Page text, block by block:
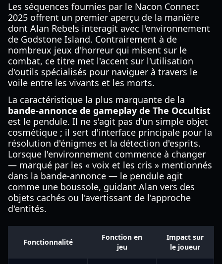
Les séquences fournies par le Nacon Connect
2025 offrent un premier aperçu de la manière
dont Alan Rebels interagit avec l'environnement
de Godstone Island. Contrairement à de
nombreux jeux d'horreur qui misent sur le
combat, ce titre met l'accent sur l'utilisation
d'outils spécialisés pour naviguer à travers le
voile entre les vivants et les morts.
La caractéristique la plus marquante de la
bande-annonce de gameplay de The Occultist
est le pendule. Il ne s'agit pas d'un simple objet
cosmétique ; il sert d'interface principale pour la
résolution d'énigmes et la détection d'esprits.
Lorsque l'environnement commence à changer
— marqué par les « voix et les cris » mentionnés
dans la bande-annonce — le pendule agit
comme une boussole, guidant Alan vers des
objets cachés ou l'avertissant de l'approche
d'entités.
Fonctionnalité
Fonction en
jeu
Impact sur
le joueur